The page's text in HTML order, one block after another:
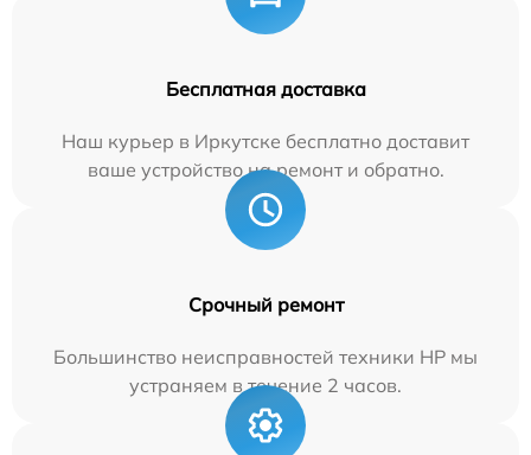
Бесплатная доставка
Наш курьер в Иркутске бесплатно доставит
ваше устройство на ремонт и обратно.
Срочный ремонт
Большинство неисправностей техники HP мы
устраняем в течение 2 часов.